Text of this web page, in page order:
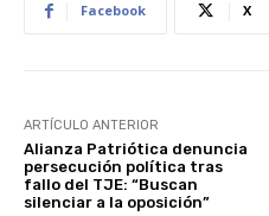
Facebook X
ARTÍCULO ANTERIOR
Alianza Patriótica denuncia
persecución política tras
fallo del TJE: “Buscan
silenciar a la oposición”